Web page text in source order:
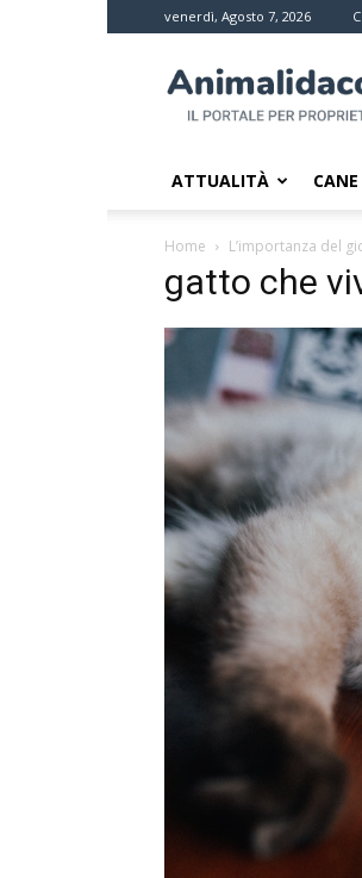
venerdì, Agosto 7, 2026
ATTUALITÀ CANE
Home L’importanza del
gatto che